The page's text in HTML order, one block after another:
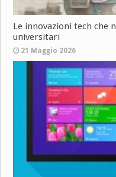
Le innovazioni tech che
universitari
21 Maggio 2026